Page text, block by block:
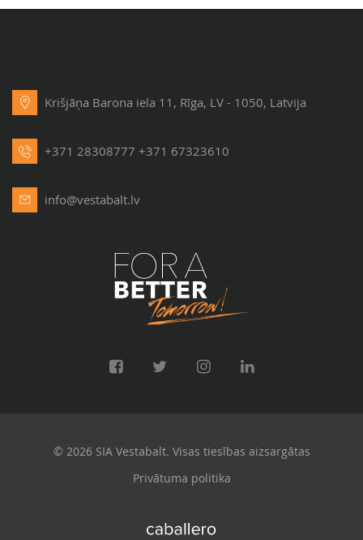
Krišjāņa Barona iela 11, Rīga, LV - 1050, Latvija
+371 28308777 +371 67323610
info@vestabalt.lv
© 2026 SIA Vestabalt. Visas tiesības aizsargātas
Privātuma politika